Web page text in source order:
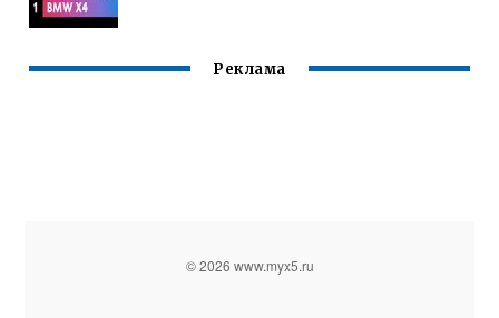
Реклама
© 2026 www.myx5.ru